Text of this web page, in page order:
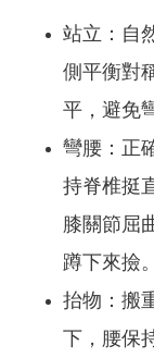
站立：自
側平衡對
平，避免
彎腰：正
持脊椎挺
膝關節屈
蹲下來撿。
抬物：搬
下，腰保